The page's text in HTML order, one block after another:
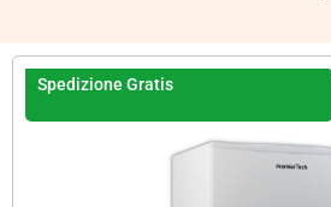
Spedizione Gratis